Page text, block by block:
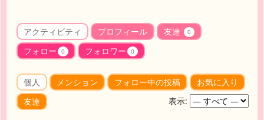
アクティビティ プロフィール 友達 0
フォロー 0 フォロワー 0
個人 メンション フォロー中の投稿
お気に入り
友達
表示: